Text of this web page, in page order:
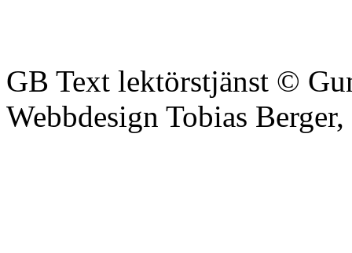
GB Text lektörstjänst ©
Webbdesign Tobias